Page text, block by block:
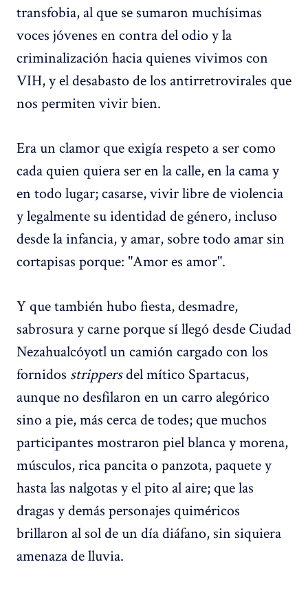
transfobia, al que se sumaron muchísimas
voces jóvenes en contra del odio y la
criminalización hacia quienes vivimos con
VIH, y el desabasto de los antirretrovirales que
nos permiten vivir bien.
Era un clamor que exigía respeto a ser como
cada quien quiera ser en la calle, en la cama y
en todo lugar; casarse, vivir libre de violencia
y legalmente su identidad de género, incluso
desde la infancia, y amar, sobre todo amar sin
cortapisas porque: "Amor es amor".
Y que también hubo fiesta, desmadre,
sabrosura y carne porque sí llegó desde Ciudad
Nezahualcóyotl un camión cargado con los
fornidos strippersdel mítico Spartacus,
aunque no desfilaron en un carro alegórico
sino a pie, más cerca de todes; que muchos
participantes mostraron piel blanca y morena,
músculos, rica pancita o panzota, paquete y
hasta las nalgotas y el pito al aire; que las
dragas y demás personajes quiméricos
brillaron al sol de un día diáfano, sin siquiera
amenaza de lluvia.